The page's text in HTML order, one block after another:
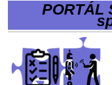
navigaci
vyhledávání
PORTÁL